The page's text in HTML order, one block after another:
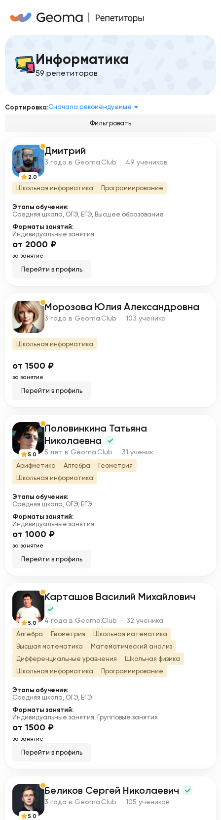
Информатика
59 репетиторов
Сортировка:Сначала рекомендуемые
Фильтровать
Д
2.0
Дмитрий
3 года в Geoma.Club · 49 учеников
Школьная информатика Программирование
Этапы обучения:
Средняя школа, ОГЭ, ЕГЭ, Высшее образование
Форматы занятий:
Индивидуальные занятия
от 2000 ₽
за занятие
Перейти в профиль
М Морозова Юлия Александровна
3 года в Geoma.Club · 103 ученика
Школьная информатика
от 1500 ₽
за занятие
Перейти в профиль
П
5.0
Половинкина Татьяна
Николаевна
5 лет в Geoma.Club · 31 ученик
Арифметика Алгебра
Геометрия
Школьная информатика
Этапы обучения:
Средняя школа, ОГЭ, ЕГЭ
Форматы занятий:
Индивидуальные занятия
от 1000 ₽
за занятие
Перейти в профиль
К
5.0
Карташов Василий Михайлович
4 года в Geoma.Club · 32 ученика
Алгебра Геометрия
Школьная математика
Высшая математика
Математический анализ
Дифференциальные уравнения
Школьная физика
Школьная информатика
Программирование
Этапы обучения:
Средняя школа, ОГЭ, ЕГЭ
Форматы занятий:
Индивидуальные занятия, Групповые занятия
от 1500 ₽
за занятие
Перейти в профиль
Б
5.0
Беликов Сергей Николаевич
3 года в Geoma.Club · 105 учеников